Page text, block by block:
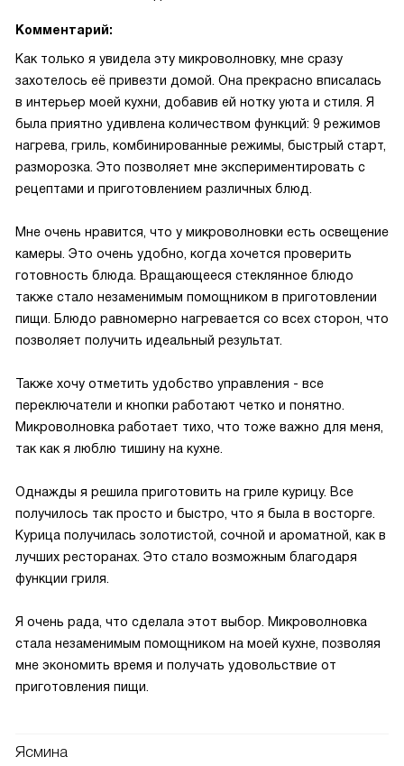
Комментарий:
Как только я увидела эту микроволновку, мне сразу
захотелось её привезти домой. Она прекрасно вписалась
в интерьер моей кухни, добавив ей нотку уюта и стиля. Я
была приятно удивлена количеством функций: 9 режимов
нагрева, гриль, комбинированные режимы, быстрый старт,
разморозка. Это позволяет мне экспериментировать с
рецептами и приготовлением различных блюд.
Мне очень нравится, что у микроволновки есть освещение
камеры. Это очень удобно, когда хочется проверить
готовность блюда. Вращающееся стеклянное блюдо
также стало незаменимым помощником в приготовлении
пищи. Блюдо равномерно нагревается со всех сторон, что
позволяет получить идеальный результат.
Также хочу отметить удобство управления - все
переключатели и кнопки работают четко и понятно.
Микроволновка работает тихо, что тоже важно для меня,
так как я люблю тишину на кухне.
Однажды я решила приготовить на гриле курицу. Все
получилось так просто и быстро, что я была в восторге.
Курица получилась золотистой, сочной и ароматной, как в
лучших ресторанах. Это стало возможным благодаря
функции гриля.
Я очень рада, что сделала этот выбор. Микроволновка
стала незаменимым помощником на моей кухне, позволяя
мне экономить время и получать удовольствие от
приготовления пищи.
Ясмина